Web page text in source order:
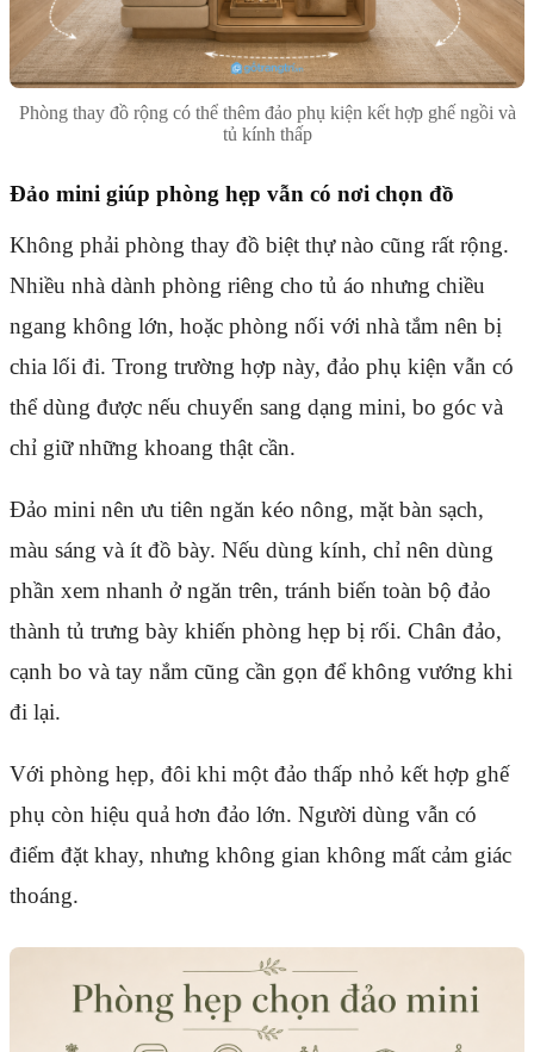
Phòng thay đồ rộng có thể thêm đảo phụ kiện kết hợp ghế ngồi và
tủ kính thấp
Đảo mini giúp phòng hẹp vẫn có nơi chọn đồ
Không phải phòng thay đồ biệt thự nào cũng rất rộng.
Nhiều nhà dành phòng riêng cho tủ áo nhưng chiều
ngang không lớn, hoặc phòng nối với nhà tắm nên bị
chia lối đi. Trong trường hợp này, đảo phụ kiện vẫn có
thể dùng được nếu chuyển sang dạng mini, bo góc và
chỉ giữ những khoang thật cần.
Đảo mini nên ưu tiên ngăn kéo nông, mặt bàn sạch,
màu sáng và ít đồ bày. Nếu dùng kính, chỉ nên dùng
phần xem nhanh ở ngăn trên, tránh biến toàn bộ đảo
thành tủ trưng bày khiến phòng hẹp bị rối. Chân đảo,
cạnh bo và tay nắm cũng cần gọn để không vướng khi
đi lại.
Với phòng hẹp, đôi khi một đảo thấp nhỏ kết hợp ghế
phụ còn hiệu quả hơn đảo lớn. Người dùng vẫn có
điểm đặt khay, nhưng không gian không mất cảm giác
thoáng.